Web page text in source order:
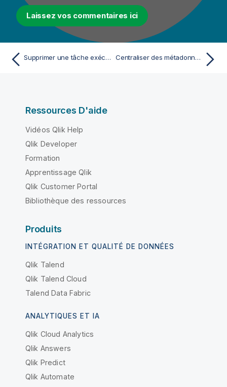
Laissez vos commentaires ici
Supprimer une tâche exécutée Centraliser des métadonnées de base de données
Ressources D'aide
Vidéos Qlik Help
Qlik Developer
Formation
Apprentissage Qlik
Qlik Customer Portal
Bibliothèque des ressources
Produits
INTÉGRATION ET QUALITÉ DE DONNÉES
Qlik Talend
Qlik Talend Cloud
Talend Data Fabric
ANALYTIQUES ET IA
Qlik Cloud Analytics
Qlik Answers
Qlik Predict
Qlik Automate